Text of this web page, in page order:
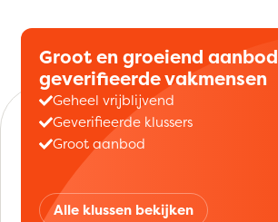
Groot en groeiend aanbod
geverifieerde vakmensen
Geheel vrijblijvend
Geverifieerde klussers
Groot aanbod
Alle klussen bekijken